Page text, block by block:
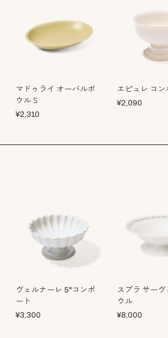
マドゥライ オーバルボ
ウルＳ
¥2,310
エピュレ コン
¥2,090
ヴェルナーレ 5"コンポ
ート
¥3,300
スプラ サー
ウル
¥8,000